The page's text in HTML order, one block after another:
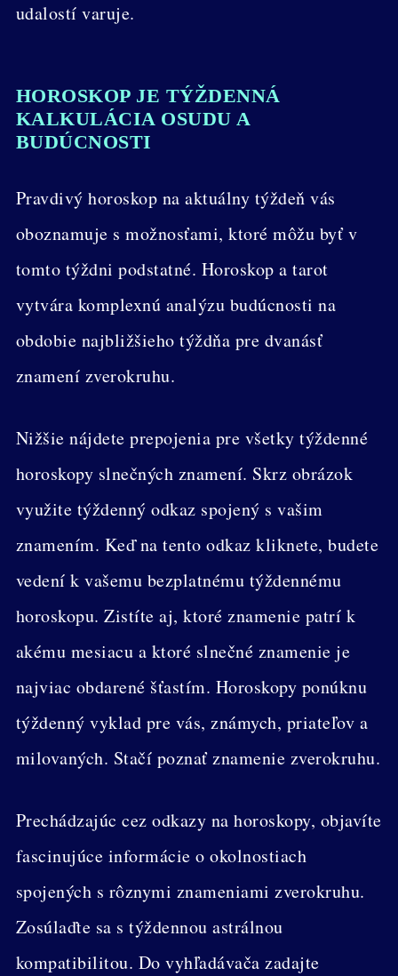
udalostí varuje.
HOROSKOP JE TÝŽDENNÁ
KALKULÁCIA OSUDU A
BUDÚCNOSTI
Pravdivý horoskop na aktuálny týždeň vás
oboznamuje s možnosťami, ktoré môžu byť v
tomto týždni podstatné. Horoskop a tarot
vytvára komplexnú analýzu budúcnosti na
obdobie najbližšieho týždňa pre dvanásť
znamení zverokruhu.
Nižšie nájdete prepojenia pre všetky týždenné
horoskopy slnečných znamení. Skrz obrázok
využite týždenný odkaz spojený s vašim
znamením. Keď na tento odkaz kliknete, budete
vedení k vašemu bezplatnému týždennému
horoskopu. Zistíte aj, ktoré znamenie patrí k
akému mesiacu a ktoré slnečné znamenie je
najviac obdarené šťastím. Horoskopy ponúknu
týždenný vyklad pre vás, známych, priateľov a
milovaných. Stačí poznať znamenie zverokruhu.
Prechádzajúc cez odkazy na horoskopy, objavíte
fascinujúce informácie o okolnostiach
spojených s rôznymi znameniami zverokruhu.
Zosúlaďte sa s týždennou astrálnou
kompatibilitou. Do vyhľadávača zadajte